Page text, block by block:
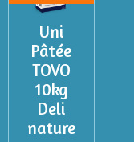
Uni
Pâtée
TOVO
10kg
Deli
nature